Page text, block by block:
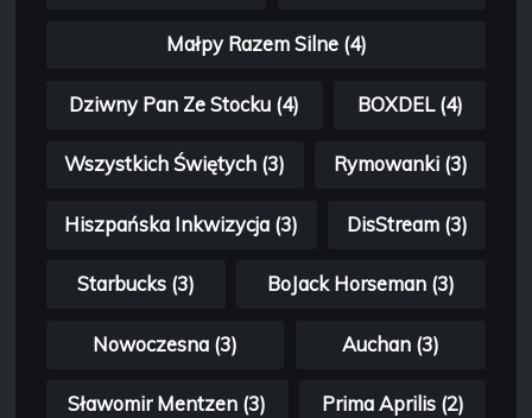
Małpy Razem Silne (4)
Dziwny Pan Ze Stocku (4) BOXDEL (4)
Wszystkich Świętych (3) Rymowanki (3)
Hiszpańska Inkwizycja (3) DisStream (3)
Starbucks (3) BoJack Horseman (3)
Nowoczesna (3) Auchan (3)
Sławomir Mentzen (3) Prima Aprilis (2)